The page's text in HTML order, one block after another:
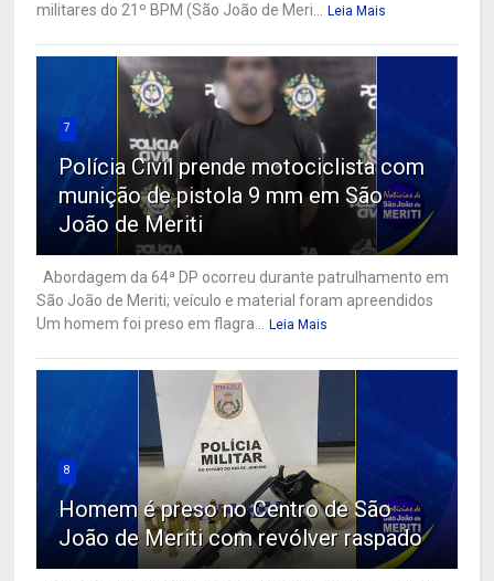
militares do 21º BPM (São João de Meri... Leia Mais
7
Polícia Civil prende motociclista com
munição de pistola 9 mm em São
João de Meriti
Abordagem da 64ª DP ocorreu durante patrulhamento em
São João de Meriti; veículo e material foram apreendidos
Um homem foi preso em flagra... Leia Mais
8
Homem é preso no Centro de São
João de Meriti com revólver raspado